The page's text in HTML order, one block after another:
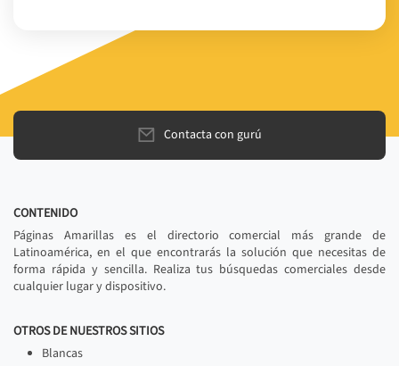
Contacta con gurú
CONTENIDO
Páginas Amarillas es el directorio comercial más grande de
Latinoamérica, en el que encontrarás la solución que necesitas de
forma rápida y sencilla. Realiza tus búsquedas comerciales desde
cualquier lugar y dispositivo.
OTROS DE NUESTROS SITIOS
Blancas